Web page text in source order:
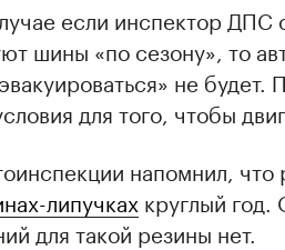
если инспектор ДПС
шины «по сезону», то
не будет.
для того, чтобы
напомнил,
липучках круглый год.
для такой резины нет.